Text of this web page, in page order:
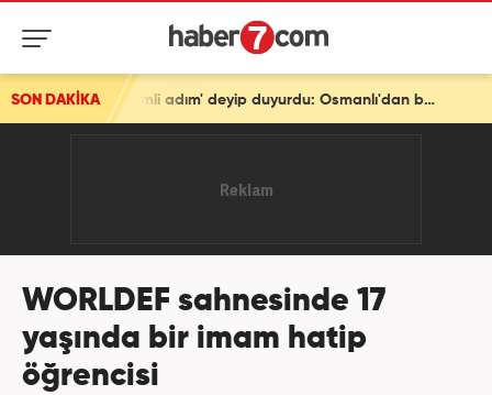
SON DAKİKA Türkiye'den tarihi mesaj! Bakan Fidan 'En önemli adım' deyip duyurdu: Osmanlı'dan beri...
WORLDEF sahnesinde 17
yaşında bir imam hatip
öğrencisi